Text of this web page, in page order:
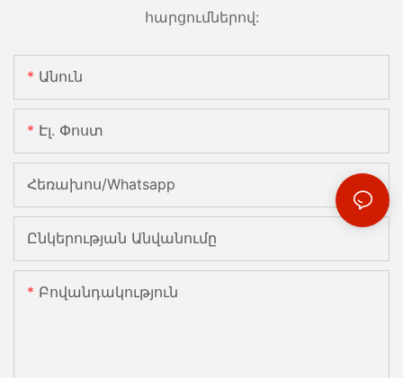
հարցումներով:
Անուն
Էլ. Փոստ
Հեռախոս/whatsapp
Ընկերության Անվանումը
Բովանդակություն